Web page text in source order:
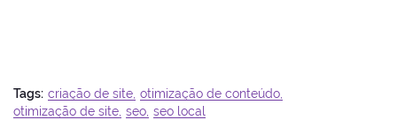
Tags: criação de site otimização de conteúdo
otimização de site seo seo local